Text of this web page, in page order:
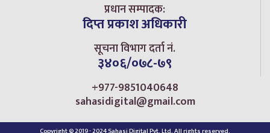
प्रधान सम्पादक:
दिप्त प्रकाश अधिकारी
सूचना विभाग दर्ता नं.
३४०६/०७८-७९
+977-9851040648
sahasidigital@gmail.com